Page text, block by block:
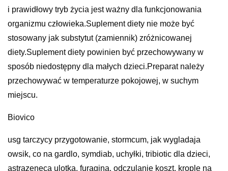
i prawidłowy tryb życia jest ważny dla funkcjonowania
organizmu człowieka.Suplement diety nie może być
stosowany jak substytut (zamiennik) zróżnicowanej
diety.Suplement diety powinien być przechowywany w
sposób niedostępny dla małych dzieci.Preparat należy
przechowywać w temperaturze pokojowej, w suchym
miejscu.
Biovico
usg tarczycy przygotowanie, stormcum, jak wygladaja
owsik, co na gardlo, symdiab, uchyłki, tribiotic dla dzieci,
astrazeneca ulotka, furagina, odczulanie koszt, krople na